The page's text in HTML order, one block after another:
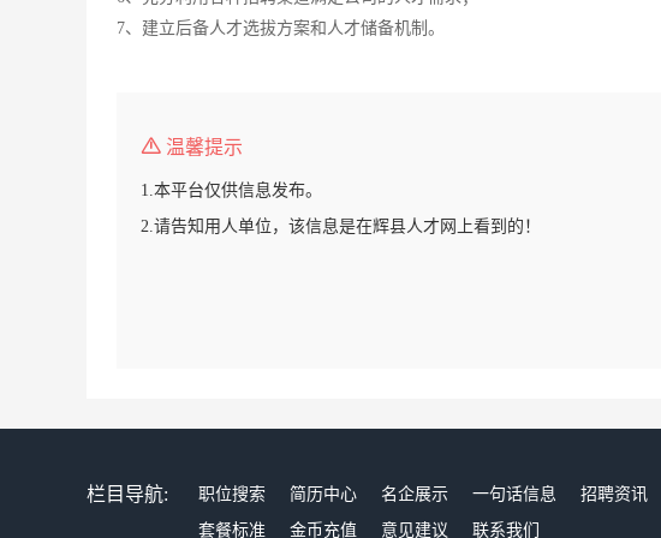
7、建立后备人才选拔方案和人才储备机制。
温馨提示
1.本平台仅供信息发布。
2.请告知用人单位，该信息是在辉县人才网上看到的！
栏目导航: 职位搜索 简历中心 名企展示 一句话信息 招聘资讯
套餐标准
金币充值 意见建议 联系我们